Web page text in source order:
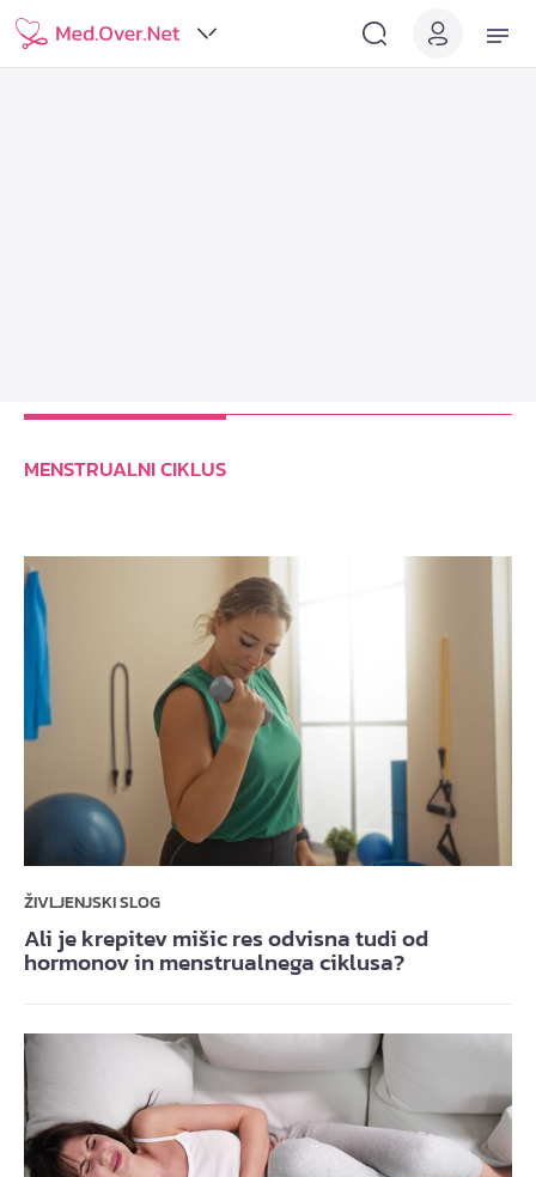
MENSTRUALNI CIKLUS
ŽIVLJENJSKI SLOG
Ali je krepitev mišic res odvisna tudi od
hormonov in menstrualnega ciklusa?